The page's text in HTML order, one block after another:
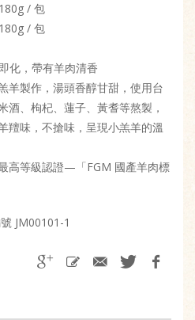
/ 包
/ 包
化，帶有羊肉清香
羊製作，湯頭香醇甘甜，使用台
酒、枸杞、蓮子、黃耆等熬製，
羶味，不搶味，呈現小羔羊的溫
高等級認證—「FGM 國產羊肉標
JM00101-1